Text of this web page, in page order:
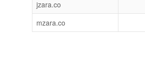
jzara.co
mzara.co